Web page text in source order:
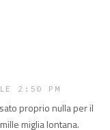
2:50 PM
proprio nulla per il
miglia lontana.